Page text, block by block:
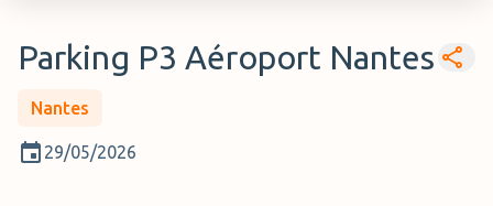
Parking P3 Aéroport Nantes
Nantes
29/05/2026